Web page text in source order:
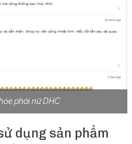
phái nữ DHC
dụng sản phẩm